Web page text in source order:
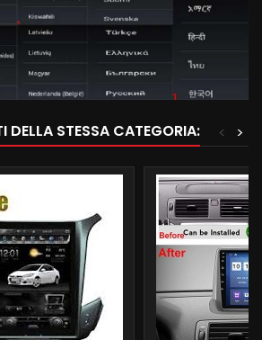
DELLA STESSA CATEGORIA: >
<